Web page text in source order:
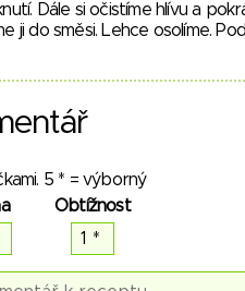
Dále si očistíme hlívu a
ji do směsi. Lehce osolíme.
5 * = výborný
Obtížnost